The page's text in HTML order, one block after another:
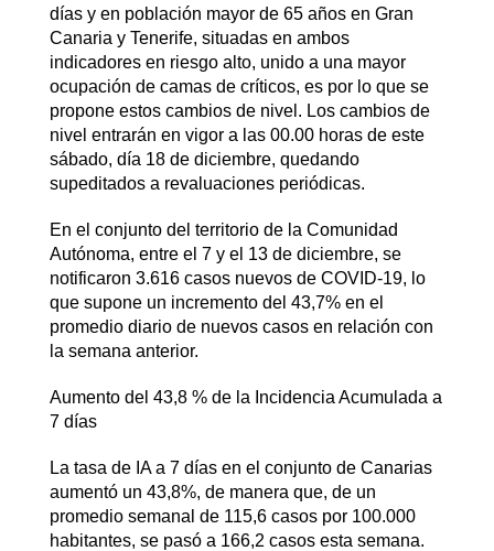
días y en población mayor de 65 años en Gran
Canaria y Tenerife, situadas en ambos
indicadores en riesgo alto, unido a una mayor
ocupación de camas de críticos, es por lo que se
propone estos cambios de nivel. Los cambios de
nivel entrarán en vigor a las 00.00 horas de este
sábado, día 18 de diciembre, quedando
supeditados a revaluaciones periódicas.
En el conjunto del territorio de la Comunidad
Autónoma, entre el 7 y el 13 de diciembre, se
notificaron 3.616 casos nuevos de COVID-19, lo
que supone un incremento del 43,7% en el
promedio diario de nuevos casos en relación con
la semana anterior.
Aumento del 43,8 % de la Incidencia Acumulada a
7 días
La tasa de IA a 7 días en el conjunto de Canarias
aumentó un 43,8%, de manera que, de un
promedio semanal de 115,6 casos por 100.000
habitantes, se pasó a 166,2 casos esta semana.